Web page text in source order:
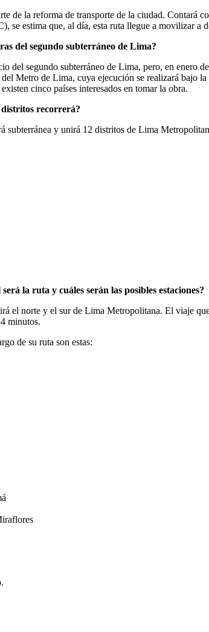
de la reforma de transporte de la ciudad. Contará
se estima que, al día, esta ruta llegue a movilizar a
del segundo subterráneo de Lima?
del segundo subterráneo de Lima, pero, en enero
Metro de Lima, cuya ejecución se realizará
cinco países interesados en tomar la obra.
recorrerá?
subterránea y unirá 12 distritos de Lima
la ruta y cuáles serán las posibles estaciones?
el norte y el sur de Lima Metropolitana. El viaje
minutos.
de su ruta son estas: